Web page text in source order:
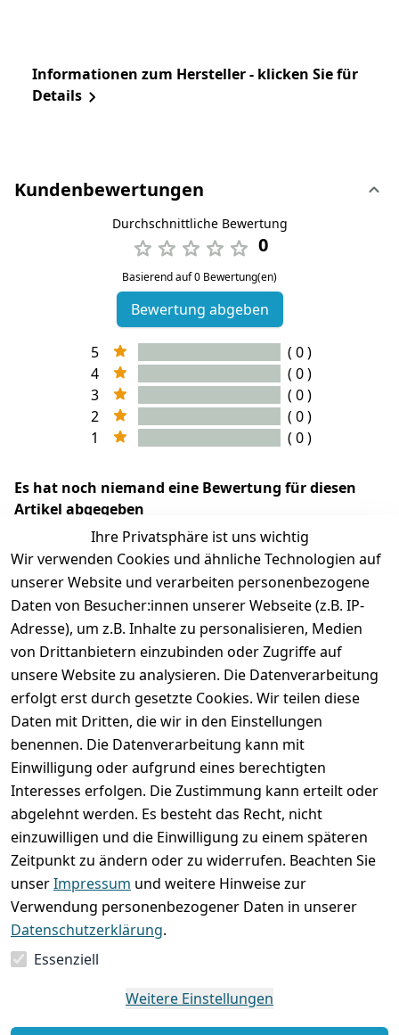
Informationen zum Hersteller - klicken Sie für
Details
Kundenbewertungen
Durchschnittliche Bewertung
0
Basierend auf 0 Bewertung(en)
Bewertung abgeben
5
( 0 )
4
( 0 )
3
( 0 )
2
( 0 )
1
( 0 )
Es hat noch niemand eine Bewertung für diesen
Artikel abgegeben
Ihre Privatsphäre ist uns wichtig
Wir verwenden Cookies und ähnliche Technologien auf
unserer Website und verarbeiten personenbezogene
Daten von Besucher:innen unserer Webseite (z.B. IP-
Adresse), um z.B. Inhalte zu personalisieren, Medien
von Drittanbietern einzubinden oder Zugriffe auf
unsere Website zu analysieren. Die Datenverarbeitung
erfolgt erst durch gesetzte Cookies. Wir teilen diese
Daten mit Dritten, die wir in den Einstellungen
benennen. Die Datenverarbeitung kann mit
Einwilligung oder aufgrund eines berechtigten
Interesses erfolgen. Die Zustimmung kann erteilt oder
abgelehnt werden. Es besteht das Recht, nicht
einzuwilligen und die Einwilligung zu einem späteren
Zeitpunkt zu ändern oder zu widerrufen. Beachten Sie
unserImpressum und weitere Hinweise zur
Verwendung personenbezogener Daten in unserer
Datenschutzerklärung.
Essenziell
Weitere Einstellungen
Rechtliches
Impressum
Datenschutze
rklärung
Batterieentsor
gung
Widerrufsrec
Services
Kontakt
Registrieren
Zahlung und
Versand
Umtausch /
Reklamation
Wir
versenden
mit
Folgt uns
gern auf
Zahle
bequem per